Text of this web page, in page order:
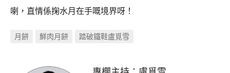
喇，直情係掬水月在手嘅境界呀！
月餅 鮮肉月餅 踏破鐵鞋盧覓雪